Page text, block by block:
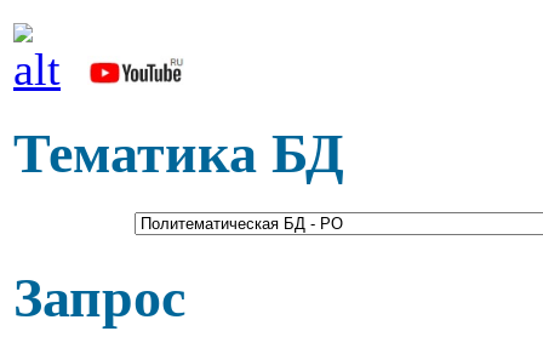
Тематика БД
Запрос